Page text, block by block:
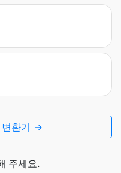
변환기 →
주세요.